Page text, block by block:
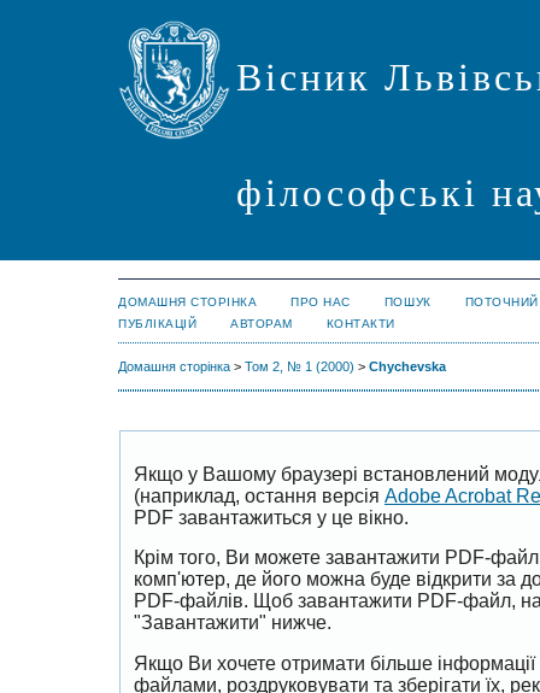
Вісник
філософські
ДОМАШНЯ СТОРІНКА ПРО НАС ПОШУК
ПОТОЧНИЙ
ПУБЛІКАЦІЙ
АВТОРАМ КОНТАКТИ
Домашня сторінка > Том 2, № 1 (2000) > Chychevska
Якщо у Вашому браузері встановлений
(наприклад, остання версія Adobe Acrobat
PDF завантажиться у це вікно.
Крім того, Ви можете завантажити PDF-
комп'ютер, де його можна буде відкрити за
PDF-файлів. Щоб завантажити PDF-файл,
"Завантажити" нижче.
Якщо Ви хочете отримати більше
файлами, роздруковувати та зберігати їх,